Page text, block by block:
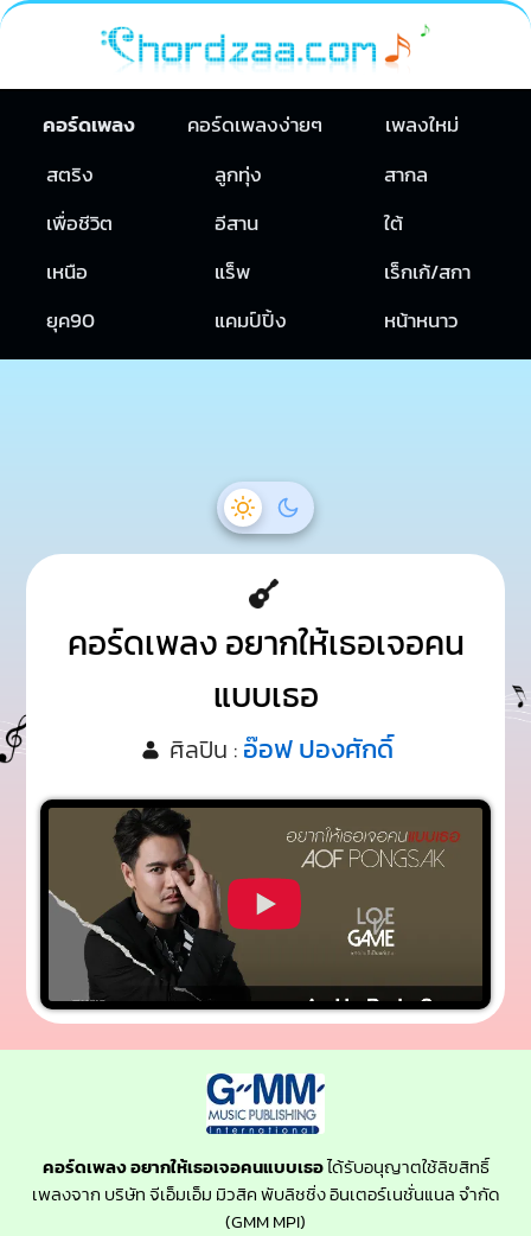
คอร์ดเพลง คอร์ดเพลงง่ายๆ
เพลงใหม่
สตริง
ลูกทุ่ง
สากล
เพื่อชีวิต
อีสาน
ใต้
เหนือ
แร็พ
เร็กเก้/สกา
ยุค90
แคมป์ปิ้ง หน้าหนาว
คอร์ดเพลง อยากให้เธอเจอคน
แบบเธอ
ศิลปิน : อ๊อฟ ปองศักดิ์
คอร์ดเพลง อยากให้เธอเจอคนแบบเธอได้รับอนุญาตใช้ลิขสิทธิ์
เพลงจาก บริษัท จีเอ็มเอ็ม มิวสิค พับลิชชิ่ง อินเตอร์เนชั่นแนล จำกัด
(GMM MPI)